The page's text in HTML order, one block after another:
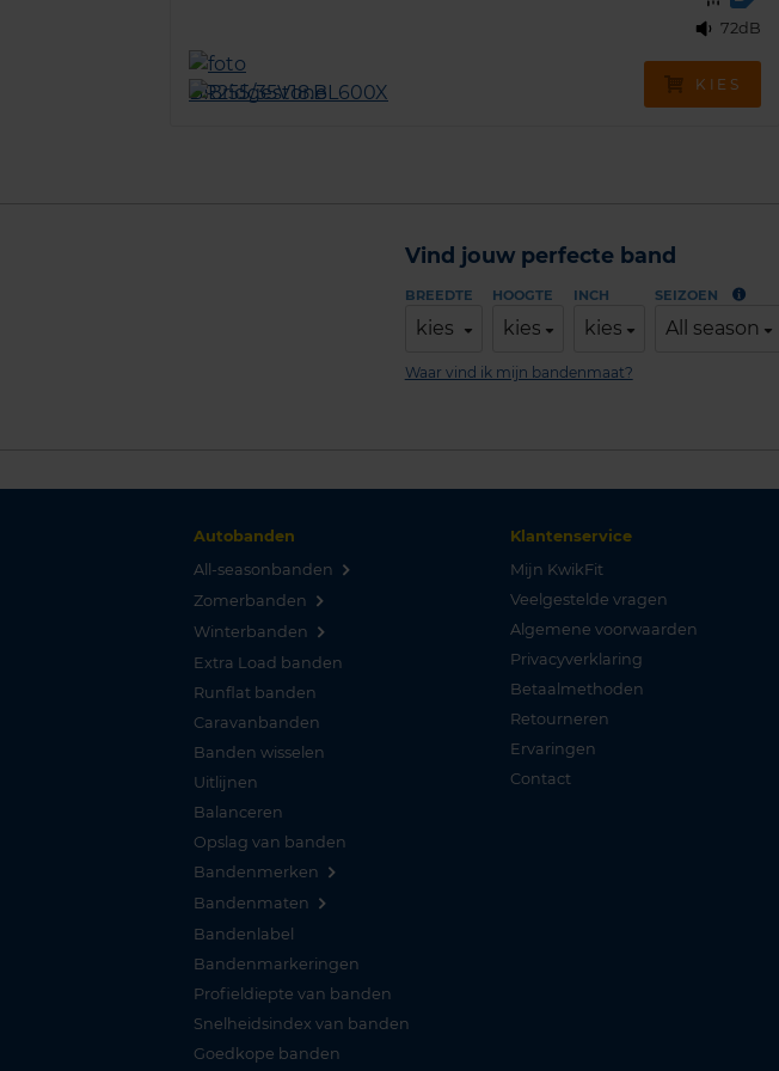
72dB
KIES
Vind jouw perfecte band
BREEDTE
kies
HOOGTE
kies
INCH
kies
SEIZOEN
All season
Waar vind ik mijn bandenmaat?
Autobanden
All-seasonbanden
Zomerbanden
Winterbanden
Extra Load banden
Runflat banden
Caravanbanden
Banden wisselen
Uitlijnen
Balanceren
Opslag van banden
Bandenmerken
Bandenmaten
Bandenlabel
Bandenmarkeringen
Profieldiepte van banden
Snelheidsindex van banden
Goedkope banden
Klantenservice
Mijn KwikFit
Veelgestelde vragen
Algemene voorwaarden
Privacyverklaring
Betaalmethoden
Retourneren
Ervaringen
Contact